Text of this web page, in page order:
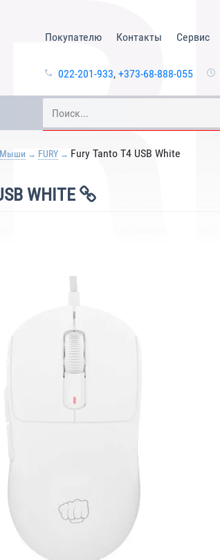
Покупателю Контакты Сервис
022-201-933, +373-68-888-055
Мыши FURY Fury Tanto T4 USB White
WHITE